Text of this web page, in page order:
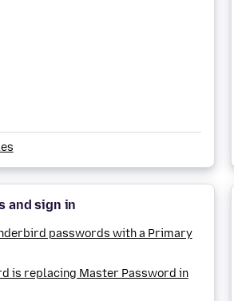
and sign in
passwords with a Primary
is replacing Master Password in